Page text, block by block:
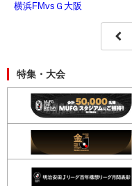
横浜FMvsＧ大阪
特集・大会